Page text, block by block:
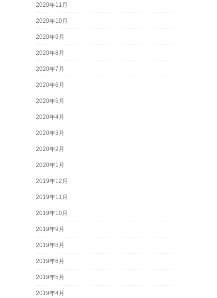
2020年11月
2020年10月
2020年9月
2020年8月
2020年7月
2020年6月
2020年5月
2020年4月
2020年3月
2020年2月
2020年1月
2019年12月
2019年11月
2019年10月
2019年9月
2019年8月
2019年6月
2019年5月
2019年4月